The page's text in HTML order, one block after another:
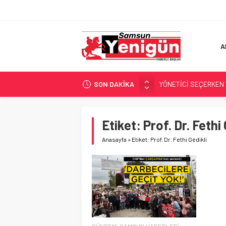
SON DAKİKA
YÖNETİCİ
GERİ SAYIM BAŞLADI
‘BAFRA’YA YATIRIM
İŞTE FINDIK FİYATI!
Etiket: Prof. Dr. Fethi
Anasayfa » Etiket: Prof. Dr. Fethi Gedikli